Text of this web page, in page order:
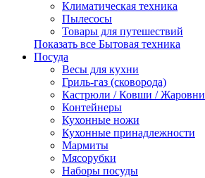
Климатическая техника
Пылесосы
Товары для путешествий
Показать все Бытовая техника
Посуда
Весы для кухни
Гриль-газ (сковорода)
Кастрюли / Ковши / Жаровни
Контейнеры
Кухонные ножи
Кухонные принадлежности
Мармиты
Мясорубки
Наборы посуды